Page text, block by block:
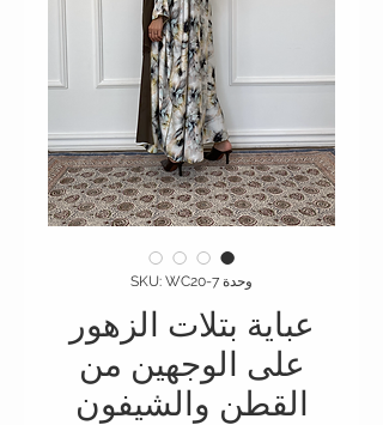
وحدة SKU: WC20-7
عباية بتلات الزهور
على الوجهين من
القطن والشيفون